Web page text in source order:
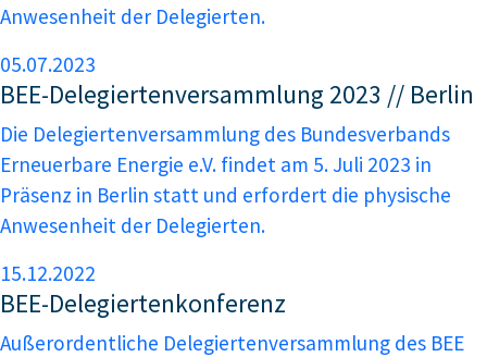
Anwesenheit der Delegierten.
05.07.2023
BEE-Delegiertenversammlung 2023 // Berlin
Die Delegiertenversammlung des Bundesverbands
Erneuerbare Energie e.V. findet am 5. Juli 2023 in
Präsenz in Berlin statt und erfordert die physische
Anwesenheit der Delegierten.
15.12.2022
BEE-Delegiertenkonferenz
Außerordentliche Delegiertenversammlung des BEE